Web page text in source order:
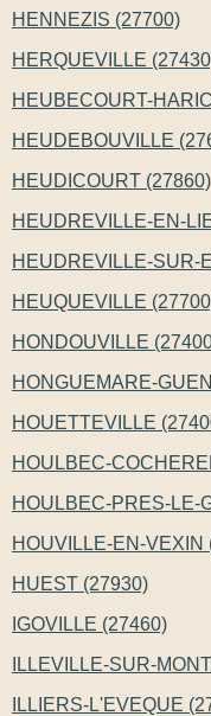
HENNEZIS (27700)
HERQUEVILLE
HEUBECOURT-
HEUDEBOUVILLE
HEUDICOURT (27860)
HEUDREVILLE-EN-
HEUDREVILLE-SUR-
HEUQUEVILLE
HONDOUVILLE
HONGUEMARE-
HOUETTEVILLE
HOULBEC-
HOULBEC-PRES-LE-
HOUVILLE-EN-VEXIN
HUEST (27930)
IGOVILLE (27460)
ILLEVILLE-SUR-
ILLIERS-L'EVEQUE